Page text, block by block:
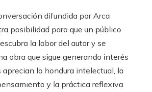
difundida por Arca
posibilidad para que un público
la labor del autor y se
obra que sigue generando interés
aprecian la hondura intelectual, la
y la práctica reflexiva